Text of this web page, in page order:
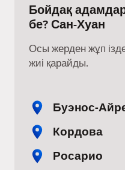
Бойдақ
бе? Сан-Хуан
Осы жерден жұп
жиі қарайды.
Буэнос-
Кордова
Росарио